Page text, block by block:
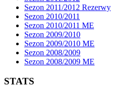
Sezon 2011/2012 Rezerwy
Sezon 2010/2011
Sezon 2010/2011 ME
Sezon 2009/2010
Sezon 2009/2010 ME
Sezon 2008/2009
Sezon 2008/2009 ME
STATS